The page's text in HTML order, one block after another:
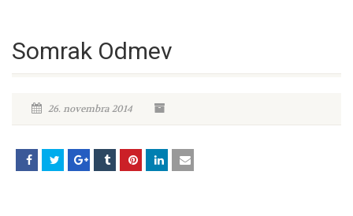
Somrak Odmev
26. novembra 2014